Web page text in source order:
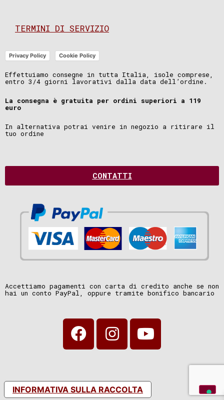
TERMINI DI SERVIZIO
Privacy Policy Cookie Policy
Effettuiamo consegne in tutta Italia, isole comprese,
entro 3/4 giorni lavorativi dalla data dell’ordine.
La consegna è gratuita per ordini superiori a 119
euro
In alternativa potrai venire in negozio a ritirare il
tuo ordine
CONTATTI
Accettiamo pagamenti con carta di credito anche se non
hai un conto PayPal, oppure tramite bonifico bancario
INFORMATIVA SULLA RACCOLTA